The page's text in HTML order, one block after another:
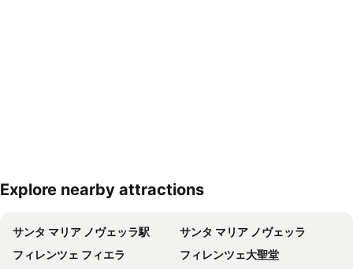
地図を拡大
Explore nearby attractions
サンタ マリア ノヴェッラ駅
サンタ マリア ノヴェッラ
フィレンツェ フィエラ
フィレンツェ大聖堂